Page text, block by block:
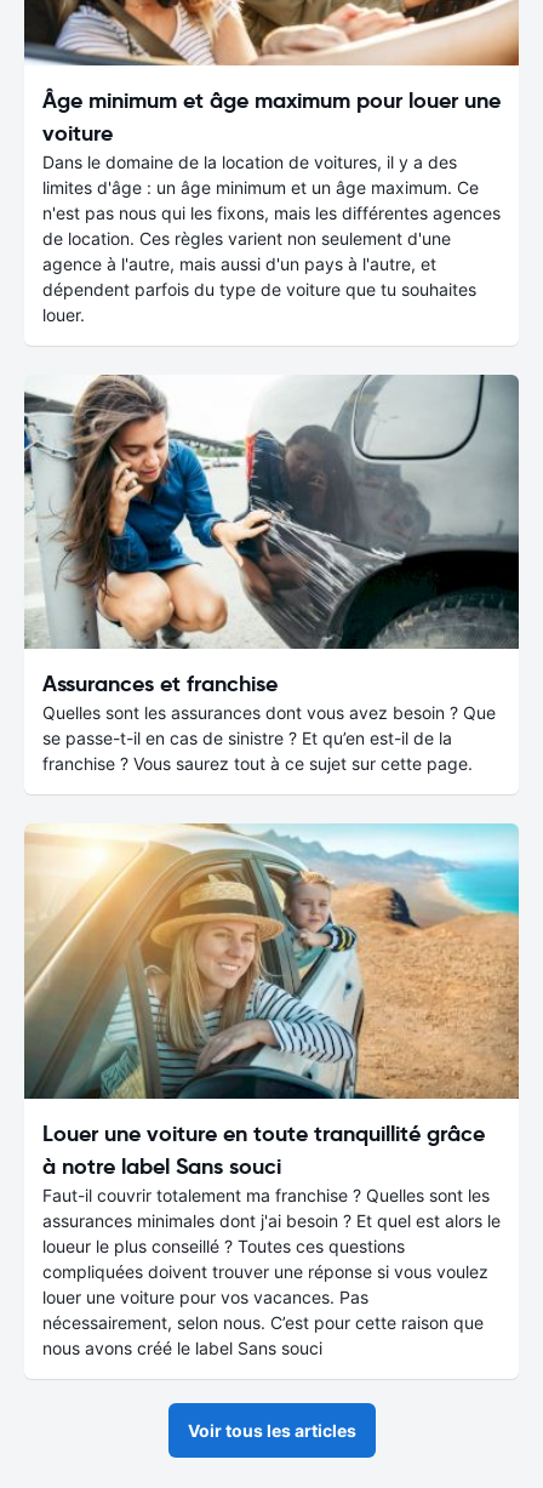
Âge minimum et âge maximum pour louer une
voiture
Dans le domaine de la location de voitures, il y a des
limites d'âge : un âge minimum et un âge maximum. Ce
n'est pas nous qui les fixons, mais les différentes agences
de location. Ces règles varient non seulement d'une
agence à l'autre, mais aussi d'un pays à l'autre, et
dépendent parfois du type de voiture que tu souhaites
louer.
Assurances et franchise
Quelles sont les assurances dont vous avez besoin ? Que
se passe-t-il en cas de sinistre ? Et qu’en est-il de la
franchise ? Vous saurez tout à ce sujet sur cette page.
Louer une voiture en toute tranquillité grâce
à notre label Sans souci
Faut-il couvrir totalement ma franchise ? Quelles sont les
assurances minimales dont j'ai besoin ? Et quel est alors le
loueur le plus conseillé ? Toutes ces questions
compliquées doivent trouver une réponse si vous voulez
louer une voiture pour vos vacances. Pas
nécessairement, selon nous. C’est pour cette raison que
nous avons créé le label Sans souci
Voir tous les articles